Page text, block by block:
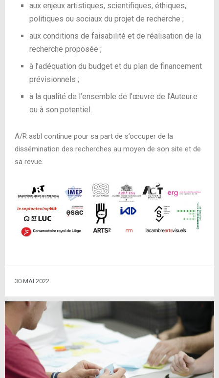
aux enjeux artistiques, scientifiques, éthiques,
politiques ou sociaux du projet de recherche ;
aux conditions de faisabilité et de réalisation de la
recherche proposée ;
à l’adéquation du budget et du plan de financement
prévisionnels ;
à la qualité de l’ensemble de l’œuvre de l’Auteur.e
ou à son potentiel.
A/R asbl continue pour sa part de s’occuper de la
dissémination des recherches au moyen de son site et de
sa revue.
30 MAI 2022